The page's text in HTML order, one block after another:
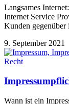
Langsames
Internet Service
Kunden
9. September 2021
Recht
Wann ist ein